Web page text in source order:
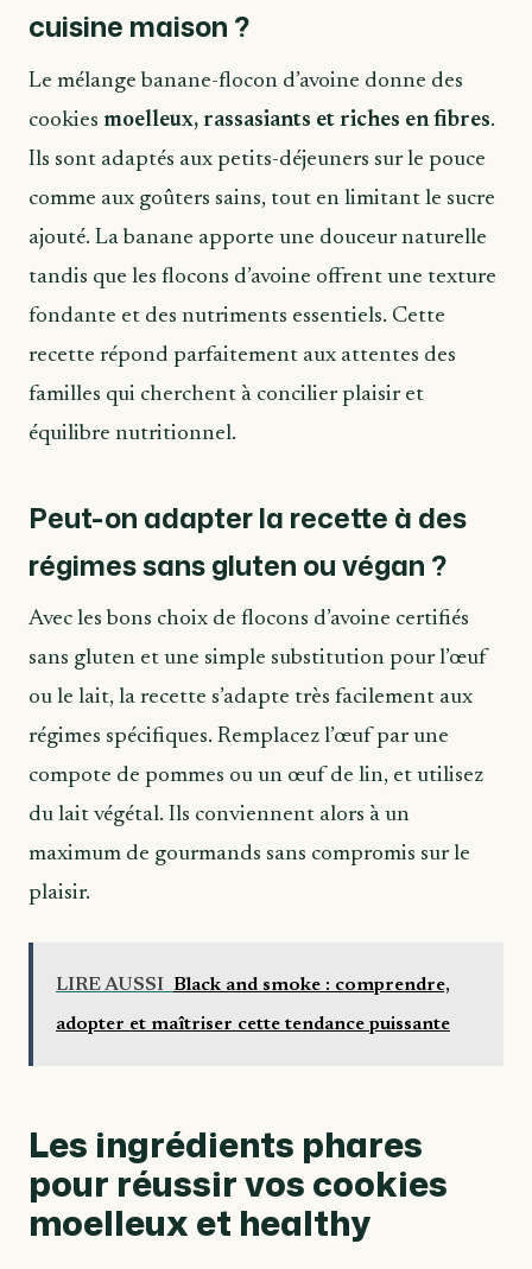
cuisine maison ?
Le mélange banane-flocon d’avoine donne des
cookies moelleux, rassasiants et riches en fibres.
Ils sont adaptés aux petits-déjeuners sur le pouce
comme aux goûters sains, tout en limitant le sucre
ajouté. La banane apporte une douceur naturelle
tandis que les flocons d’avoine offrent une texture
fondante et des nutriments essentiels. Cette
recette répond parfaitement aux attentes des
familles qui cherchent à concilier plaisir et
équilibre nutritionnel.
Peut-on adapter la recette à des
régimes sans gluten ou végan ?
Avec les bons choix de flocons d’avoine certifiés
sans gluten et une simple substitution pour l’œuf
ou le lait, la recette s’adapte très facilement aux
régimes spécifiques. Remplacez l’œuf par une
compote de pommes ou un œuf de lin, et utilisez
du lait végétal. Ils conviennent alors à un
maximum de gourmands sans compromis sur le
plaisir.
LIRE AUSSI Black and smoke : comprendre,
adopter et maîtriser cette tendance puissante
Les ingrédients phares
pour réussir vos cookies
moelleux et healthy